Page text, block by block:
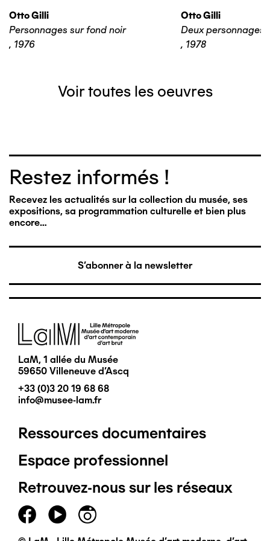
Otto Gilli
Personnages sur fond noir
, 1976
Otto Gilli
Deux personnages
, 1978
Voir toutes les oeuvres
Restez informés !
Recevez les actualités sur la collection du musée, ses
expositions, sa programmation culturelle et bien plus
encore…
S'abonner à la newsletter
Image
LaM, 1 allée du Musée
59650 Villeneuve d'Ascq
+33 (0)3 20 19 68 68
info@musee-lam.fr
Pied
de
page
principal
Ressources documentaires
Espace professionnel
Retrouvez-nous sur les réseaux